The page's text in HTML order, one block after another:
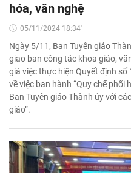
hóa, văn nghệ
05/11/2024 18:34'
Ngày 5/11, Ban Tuyên giáo
giao ban công tác khoa giáo,
giá việc thực hiện Quyết định
về việc ban hành “Quy chế
Ban Tuyên giáo Thành ủy với
giáo”.